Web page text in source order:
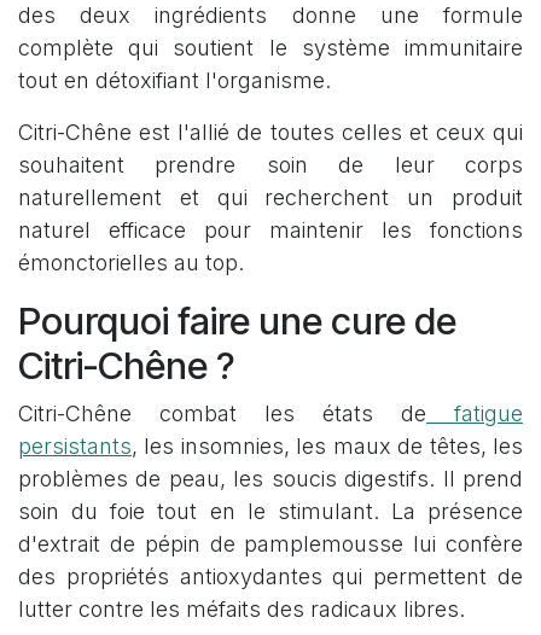
des deux ingrédients donne une formule
complète qui soutient le système immunitaire
tout en détoxifiant l'organisme.
Citri-Chêne est l'allié de toutes celles et ceux qui
souhaitent prendre soin de leur corps
naturellement et qui recherchent un produit
naturel efficace pour maintenir les fonctions
émonctorielles au top.
Pourquoi faire une cure de
Citri-Chêne ?
Citri-Chêne combat les états de fatigue
persistants, les insomnies, les maux de têtes, les
problèmes de peau, les soucis digestifs. Il prend
soin du foie tout en le stimulant. La présence
d'extrait de pépin de pamplemousse lui confère
des propriétés antioxydantes qui permettent de
lutter contre les méfaits des radicaux libres.